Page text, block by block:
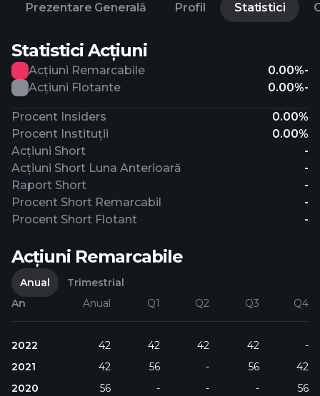
Prezentare Generală Profil Statistici
Statistici Acțiuni
Acțiuni Remarcabile 0.00%-
Acțiuni Flotante
0.00%-
Procent Insiders
0.00%
Procent Instituții
0.00%
Acțiuni Short
-
Acțiuni Short Luna Anterioară
-
Raport Short
-
Procent Short Remarcabil
-
Procent Short Flotant
-
Acțiuni Remarcabile
Anual
Trimestrial
An
Anual Q1 Q2 Q3 Q4
2022 42 42 42 42
-
2021
42 56 - 56
42
2020
56 - - - 56